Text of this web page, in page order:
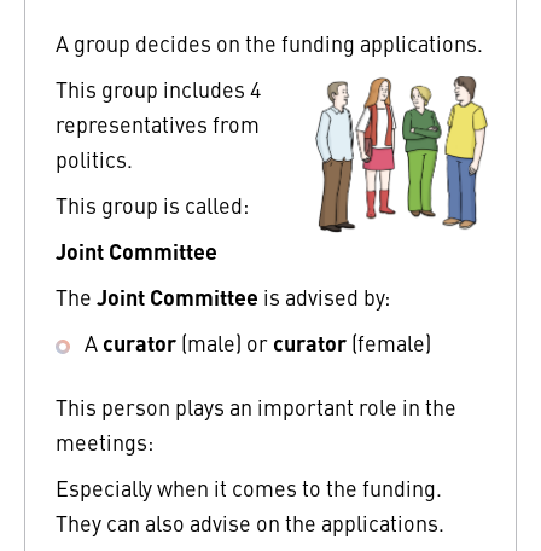
A group decides on the funding applications.
This group includes 4
representatives from
politics.
This group is called:
Joint Committee
The Joint Committee is advised by:
A curator (male) or curator (female)
This person plays an important role in the
meetings:
Especially when it comes to the funding.
They can also advise on the applications.